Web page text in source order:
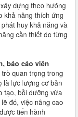
dựng theo hướng
khả năng thích ứng
huy khả năng và
cần thiết do từng
báo cáo viên
quan trọng trong
là lực lượng cơ bản
tạo, bồi dưỡng vừa
đó, việc nâng cao
tiến hành